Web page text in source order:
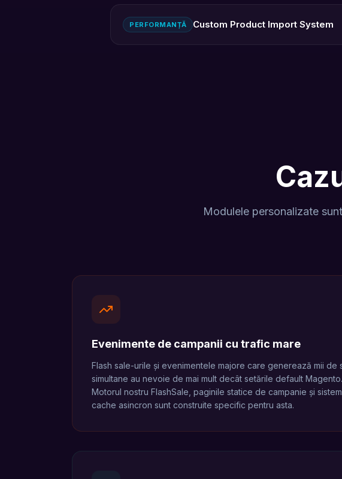
PERFORMANȚĂ Custom Product Import System
Modulele personalizate
Evenimente de campanii cu trafic mare
Flash sale-urile și evenimentele majore care generează mii de
simultane au nevoie de mai mult decât setările default Magento.
Motorul nostru FlashSale, paginile statice de campanie și
cache asincron sunt construite specific pentru asta.